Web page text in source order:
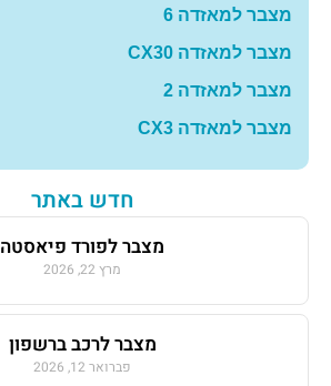
מצבר למאזדה 6
מצבר למאזדה CX30
מצבר למאזדה 2
מצבר למאזדה CX3
חדש באתר
מצבר לפורד פיאסטה
מרץ 22, 2026
מצבר לרכב ברשפון
פברואר 12, 2026